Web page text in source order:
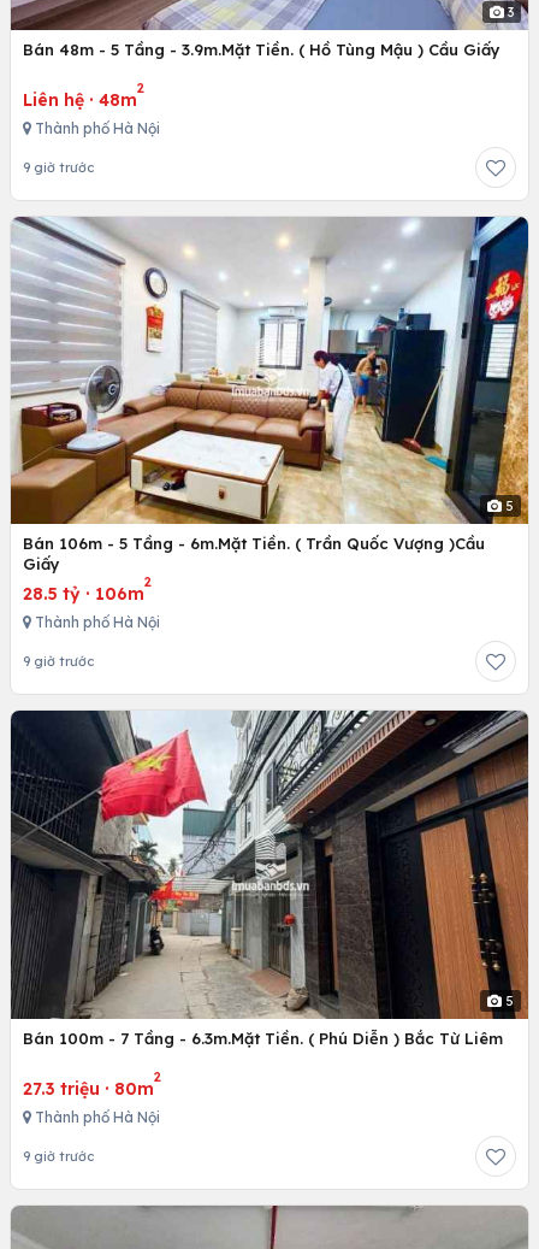
3
Bán 48m - 5 Tầng - 3.9m.Mặt Tiền. ( Hồ Tùng Mậu ) Cầu Giấy
Liên hệ · 48m
2
Thành phố Hà Nội
9 giờ trước
5
Bán 106m - 5 Tầng - 6m.Mặt Tiền. ( Trần Quốc Vượng )Cầu
Giấy
28.5 tỷ · 106m
2
Thành phố Hà Nội
9 giờ trước
5
Bán 100m - 7 Tầng - 6.3m.Mặt Tiền. ( Phú Diễn ) Bắc Từ Liêm
27.3 triệu · 80m
2
Thành phố Hà Nội
9 giờ trước